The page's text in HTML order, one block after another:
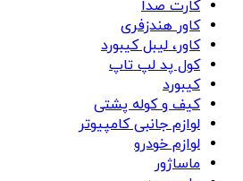
کارت صدا
کاور هندزفری
کاور، لیبل کیبورد
کول پد لپ تاپ
کیبورد
کیف و کوله پشتی
لوازم جانبی کامپیوتر
لوازم خودرو
ماساژور